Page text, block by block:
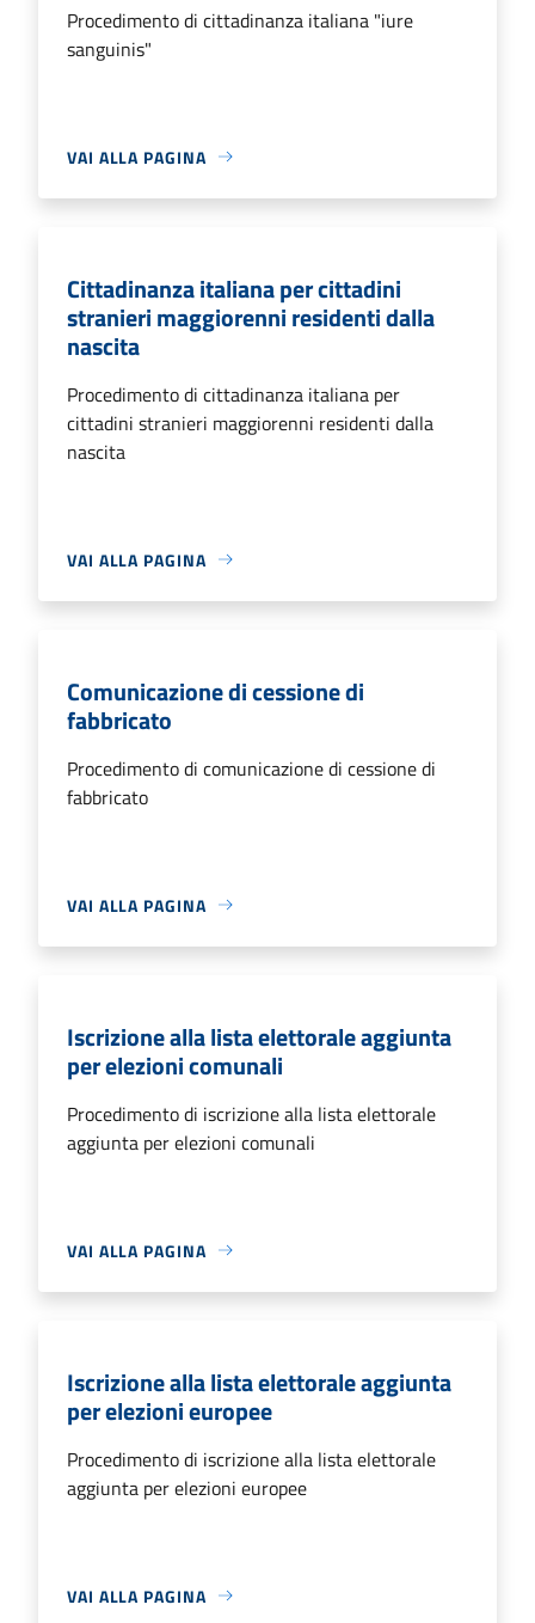
Procedimento di cittadinanza italiana "iure
sanguinis"
VAI ALLA PAGINA
Cittadinanza italiana per cittadini
stranieri maggiorenni residenti dalla
nascita
Procedimento di cittadinanza italiana per
cittadini stranieri maggiorenni residenti dalla
nascita
VAI ALLA PAGINA
Comunicazione di cessione di
fabbricato
Procedimento di comunicazione di cessione di
fabbricato
VAI ALLA PAGINA
Iscrizione alla lista elettorale aggiunta
per elezioni comunali
Procedimento di iscrizione alla lista elettorale
aggiunta per elezioni comunali
VAI ALLA PAGINA
Iscrizione alla lista elettorale aggiunta
per elezioni europee
Procedimento di iscrizione alla lista elettorale
aggiunta per elezioni europee
VAI ALLA PAGINA